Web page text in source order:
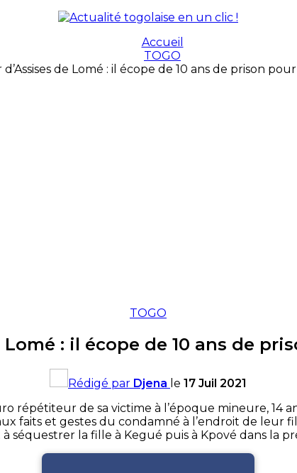
Accueil
TOGO
de Lomé : il écope de 10 ans de prison
TOGO
Lomé : il écope de 10 ans de
Rédigé par Djena le 17 Juil 2021
répétiteur de sa victime à l’époque mineure,
faits et gestes du condamné à l’endroit de leur
séquestrer la fille à Kegué puis à Kpové dans la